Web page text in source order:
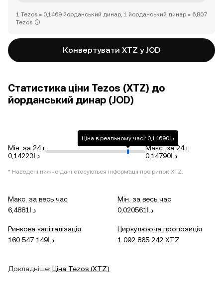
1 Tezos = 0,1469 йорданський динар, 1 йорданський динар = 6,807
Tezos
Конвертувати XTZ у JOD
Статистика ціни Tezos (XTZ) до
йорданський динар (JOD)
Мін. за 24 г
د.ا0,14223
Ціна в реальному часі: د.ا0,14690
Макс. за 24 г
د.ا0,14790
* Наведені нижче дані стосуються інформації про ринок XTZ.
Макс. за весь час
د.ا6,4881
Мін. за весь час
د.ا0,020561
Ринкова капіталізація
د.ا160 547 149
Циркулююча пропозиція
1 092 865 242 XTZ
Докладніше: Ціна Tezos (XTZ)